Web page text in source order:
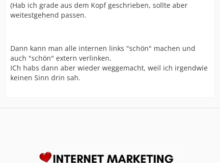
(Hab ich grade aus dem Kopf geschrieben, sollte aber
weitestgehend passen.
Dann kann man alle internen links "schön" machen und
auch "schön" extern verlinken.
ICh habs dann aber wieder weggemacht, weil ich irgendwie
keinen Sinn drin sah.